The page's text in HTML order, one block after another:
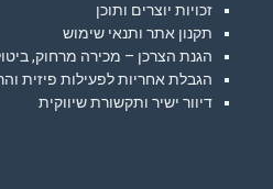
זכויות יוצרים ותוכן
תקנון אתר ותנאי שימוש
הגנת הצרכן – מכירה מרחוק,
הגבלת אחריות לפעילות פיזית
דיוור ישיר ותקשורת שיווקית